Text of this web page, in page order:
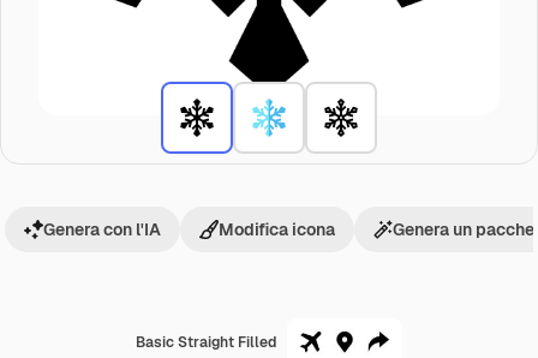
Basic Straight Filled
Genera con l'IA Modifica icona Genera un